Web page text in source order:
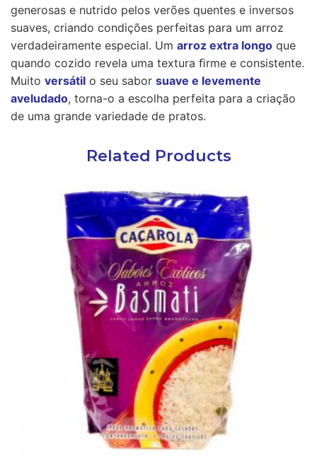
generosas e nutrido pelos verões quentes e inversos
suaves, criando condições perfeitas para um arroz
verdadeiramente especial. Um arroz extra longo que
quando cozido revela uma textura ﬁrme e consistente.
Muito versátil o seu sabor suave e levemente
aveludado, torna-o a escolha perfeita para a criação
de uma grande variedade de pratos.
Related Products